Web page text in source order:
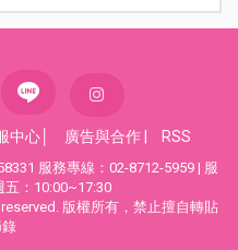
中心 廣告與合作 RSS
服務專線：02-8712-5959 | 服
：10:00~17:30
版權所有，禁止擅自轉貼